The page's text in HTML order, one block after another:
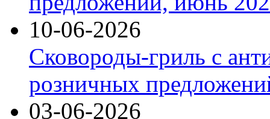
10-06-2026
Сковороды-гриль с
розничных
03-06-2026